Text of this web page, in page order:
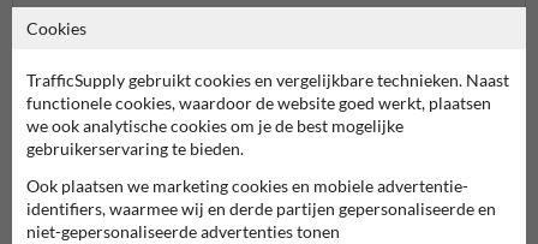
Cookies
TrafficSupply gebruikt cookies en vergelijkbare technieken. Naast
functionele cookies, waardoor de website goed werkt, plaatsen
we ook analytische cookies om je de best mogelijke
gebruikerservaring te bieden.
Ook plaatsen we marketing cookies en mobiele advertentie-
identifiers, waarmee wij en derde partijen gepersonaliseerde en
niet-gepersonaliseerde advertenties tonen